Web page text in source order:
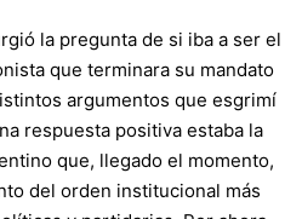
la pregunta de si iba a ser el
que terminara su mandato
argumentos que esgrimí
respuesta positiva estaba la
que, llegado el momento,
del orden institucional más